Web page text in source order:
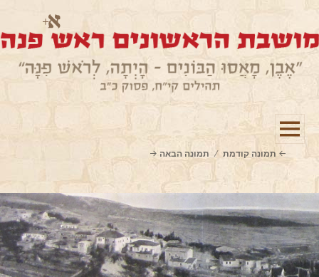
תפריטים
ווידג'טים
תמונה קודמת תמונה הבאה